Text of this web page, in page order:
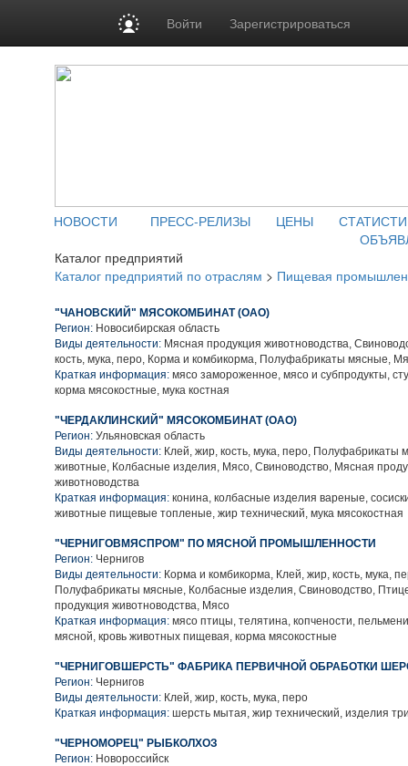
Войти Зарегистрироваться
НОВОСТИ ПРЕСС-РЕЛИЗЫ ЦЕНЫ
Каталог предприятий
Каталог предприятий по отраслям > Пищевая
"ЧАНОВСКИЙ" МЯСОКОМБИНАТ (ОАО)
Регион: Новосибирская область
Виды деятельности: Мясная продукция животноводства,
кость, мука, перо, Корма и комбикорма, Полуфабрикаты мясные,
Краткая информация: мясо замороженное, мясо и субпродукты,
корма мясокостные, мука костная
"ЧЕРДАКЛИНСКИЙ" МЯСОКОМБИНАТ (ОАО)
Регион: Ульяновская область
Виды деятельности: Клей, жир, кость, мука, перо,
животные, Колбасные изделия, Мясо, Свиноводство, Мясная
животноводства
Краткая информация: конина, колбасные изделия вареные,
животные пищевые топленые, жир технический, мука мясокостная
"ЧЕРНИГОВМЯСПРОМ" ПО МЯСНОЙ ПРОМЫШЛЕННОСТИ
Регион: Чернигов
Виды деятельности: Корма и комбикорма, Клей, жир, кость, мука,
Полуфабрикаты мясные, Колбасные изделия, Свиноводство,
продукция животноводства, Мясо
Краткая информация: мясо птицы, телятина, копчености,
мясной, кровь животных пищевая, корма мясокостные
"ЧЕРНИГОВШЕРСТЬ" ФАБРИКА ПЕРВИЧНОЙ ОБРАБОТКИ
Регион: Чернигов
Виды деятельности: Клей, жир, кость, мука, перо
Краткая информация: шерсть мытая, жир технический, изделия
"ЧЕРНОМОРЕЦ" РЫБКОЛХОЗ
Регион: Новороссийск